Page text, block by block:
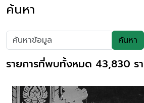
ค้นหา
ค้นหา
รายการที่พบทั้งหมด 43,830 ร